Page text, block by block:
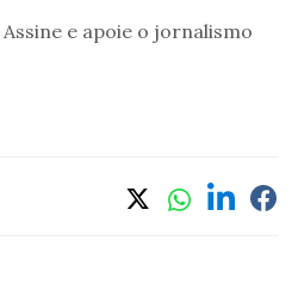
Assine e apoie o jornalismo